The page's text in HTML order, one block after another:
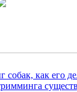
собак, как его